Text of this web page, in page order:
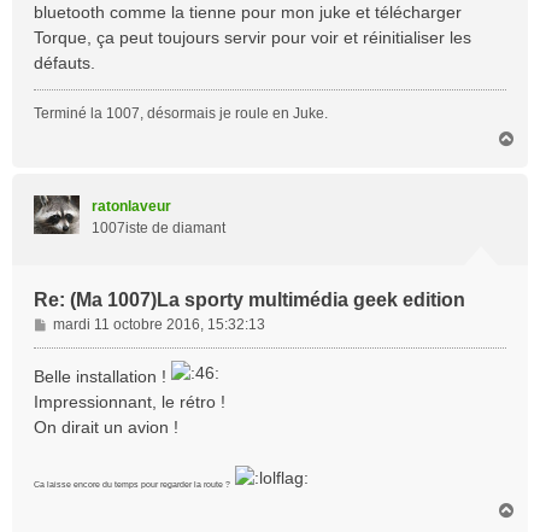
a
g
e
bluetooth comme la tienne pour mon juke et télécharger
Torque, ça peut toujours servir pour voir et réinitialiser les
défauts.
Terminé la 1007, désormais je roule en Juke.
ratonlaveur
1007iste de diamant
Re: (Ma 1007)La sporty multimédia geek edition
M
e
s
a
g
mardi 11 octobre 2016, 15:32:13
Belle installation !
Impressionnant, le rétro !
On dirait un avion !
Ca laisse encore du temps pour regarder la route ?